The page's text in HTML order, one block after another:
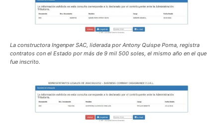
La constructora Ingenper SAC, liderada por Antony Quispe Poma, registra
contratos con el Estado por más de 9 mil 500 soles, el mismo año en el que
fue inscrito.